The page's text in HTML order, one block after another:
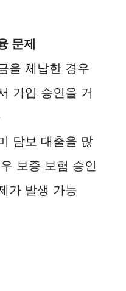
문제
을 체납한 경우
가입 승인을 거
담보 대출을 많
보증 보험 승인
가 발생 가능